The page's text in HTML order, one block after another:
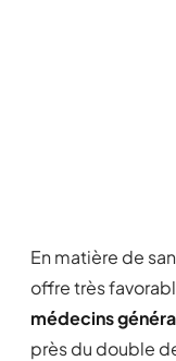
En matière de
offre très
médecins
près du double